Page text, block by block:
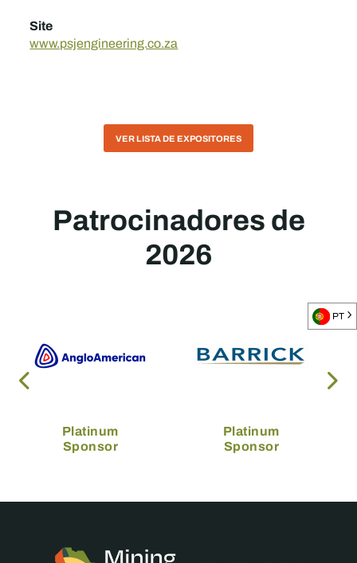
Site
www.psjengineering.co.za
VER LISTA DE EXPOSITORES
Patrocinadores de
2026
Platinum
Sponsor
Platinum
Sponsor
PT